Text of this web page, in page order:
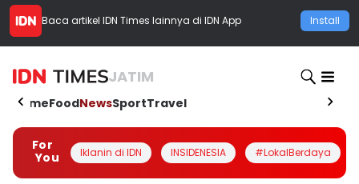
Baca artikel IDN Times lainnya di IDN App Install
JATIM
HomeFoodNewsSportTravel
For
You
Iklanin di IDN INSIDENESIA #LokalBerdaya